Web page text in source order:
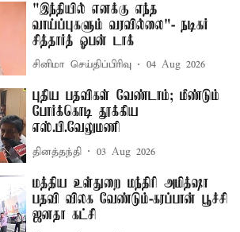
"இந்தியில் எனக்கு எந்த
வாய்ப்புகளும் வரவில்லை"- நடிகர்
சித்தார்த் ஓபன் டாக்
சினிமா செய்திப்பிரிவு 04 Aug 2026
புதிய பதவிகள் வேண்டாம்; மீண்டும்
போர்க்கொடி தூக்கிய
எஸ்.பி.வேலுமணி
தினத்தந்தி 03 Aug 2026
மத்திய உள்துறை மந்திரி அமித்ஷா
பதவி விலக வேண்டும்-கரப்பான் பூச்சி
ஜனதா கட்சி